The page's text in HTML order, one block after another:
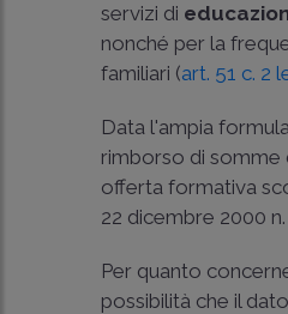
servizi di
nonché per la
familiari (art. 51 c. 2
Data l'ampia
rimborso di somme
offerta formativa
22 dicembre 2000
Per quanto
possibilità che il